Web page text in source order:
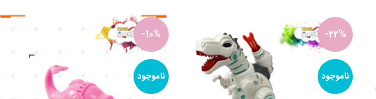
-22%
ناموجود
-10%
ناموجود